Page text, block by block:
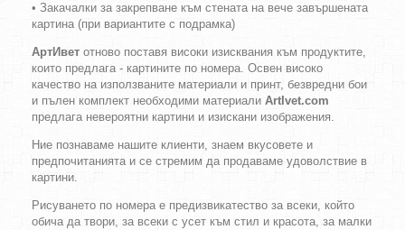
• Закачалки за закрепване към стената на вече завършената
картина (при вариантите с подрамка)
АртИвет отново поставя високи изисквания към продуктите,
които предлага - картините по номера. Освен високо
качество на използваните материали и принт, безвредни бои
и пълен комплект необходими материали ArtIvet.com
предлага невероятни картини и изискани изображения.
Ние познаваме нашите клиенти, знаем вкусовете и
предпочитанията и се стремим да продаваме удоволствие в
картини.
Рисуването по номера е предизвикатество за всеки, който
обича да твори, за всеки с усет към стил и красота, за малки